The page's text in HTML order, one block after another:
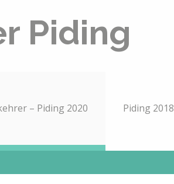
Piding
– Piding 2020 Piding 2018